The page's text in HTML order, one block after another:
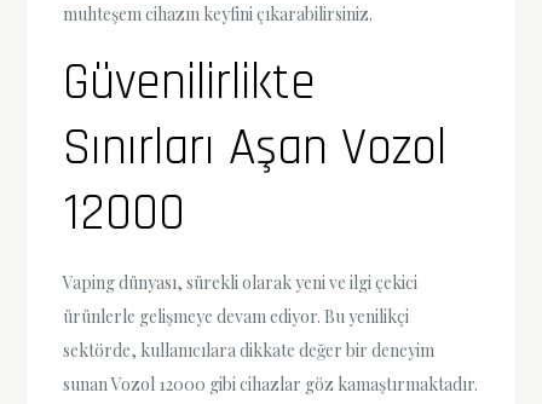
muhteşem cihazın keyfini çıkarabilirsiniz.
Güvenilirlikte
Sınırları Aşan Vozol
12000
Vaping dünyası, sürekli olarak yeni ve ilgi çekici
ürünlerle gelişmeye devam ediyor. Bu yenilikçi
sektörde, kullanıcılara dikkate değer bir deneyim
sunan Vozol 12000 gibi cihazlar göz kamaştırmaktadır.